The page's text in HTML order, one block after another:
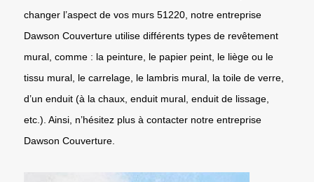
changer l’aspect de vos murs 51220, notre entreprise
Dawson Couverture utilise différents types de revêtement
mural, comme : la peinture, le papier peint, le liège ou le
tissu mural, le carrelage, le lambris mural, la toile de verre,
d’un enduit (à la chaux, enduit mural, enduit de lissage,
etc.). Ainsi, n’hésitez plus à contacter notre entreprise
Dawson Couverture.